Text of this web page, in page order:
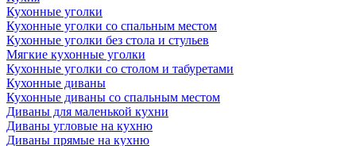
Кухонные уголки
Кухонные уголки со спальным местом
Кухонные уголки без стола и стульев
Мягкие кухонные уголки
Кухонные уголки со столом и табуретами
Кухонные диваны
Кухонные диваны со спальным местом
Диваны для маленькой кухни
Диваны угловые на кухню
Диваны прямые на кухню